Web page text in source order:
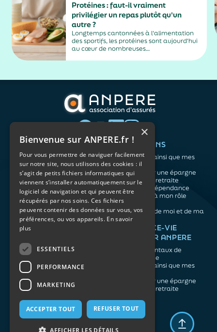
Protéines : faut-il vraiment
privilégier un repas plutôt qu'un
autre ?
Longtemps cantonnées à l'alimentation
des sportifs, les protéines sont aujourd'hui
au cœur de nombreuses
distinguer les conseils fondés des effets de
Mentions légales
Politique de confidentialité
QUI SOMMES-NOUS ?
L'association
Notre organisation
L’équipe
Les atouts du contrat
associatif
VOS BESOINS
Me protéger ainsi que mes
proches
Me constituer une épargne
Préparer ma retraite
Anticiper la dépendance
Me préparer à mon rôle
d'aidant
Prendre soin de moi et de ma
santé
NOS ARTICLES
Retraite
Prévoyance
Dépendance
Aidants
ASSURANCE-VIE
FACILE PAR ANPERE
Les fondamentaux de
l'assurance vie
Me protéger ainsi que mes
Me constituer une épargne
Préparer ma retraite
×
Bienvenue sur ANPERE.fr !
Pour vous permettre de naviguer facilement
sur notre site, nous utilisons des cookies : il
s’agit de petits fichiers informatiques qui
viennent s’installer automatiquement sur le
logiciel de navigation et qui peuvent être
récupérés par nos soins. Ces fichiers
peuvent contenir des données sur vous, vos
préférences, ou vos appareils. En savoir
plus
ESSENTIELS
PERFORMANCE
MARKETING
ACCEPTER TOUT REFUSER TOUT
AFFICHER LES DÉTAILS